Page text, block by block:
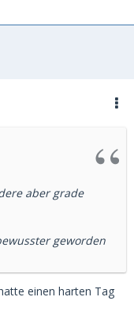
aber grade
geworden
einen harten Tag